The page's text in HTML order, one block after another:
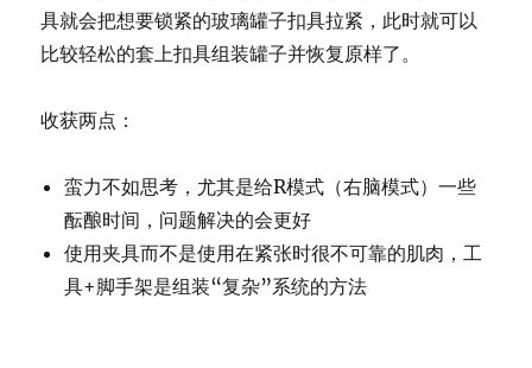
具就会把想要锁紧的玻璃罐子扣具拉紧，此时就可以
比较轻松的套上扣具组装罐子并恢复原样了。
收获两点：
蛮力不如思考，尤其是给R模式（右脑模式）一些
酝酿时间，问题解决的会更好
使用夹具而不是使用在紧张时很不可靠的肌肉，工
具+脚手架是组装“复杂”系统的方法